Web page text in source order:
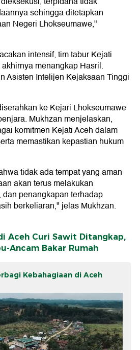
sehingga ditetapkan
Negeri Lhokseumawe,"
intensif, tim tabur Kejati
menangkap Hasril.
Asisten Intelijen Kejaksaan Tinggi
ke Kejari Lhokseumawe
Mukhzan menjelaskan,
komitmen Kejati Aceh dalam
memastikan kepastian hukum
tidak ada tempat yang aman
akan terus melakukan
penangkapan terhadap
berkeliaran," jelas Mukhzan.
Aceh Curi Sawit Ditangkap,
Ancam Bakar Rumah
Kebahagiaan di Aceh